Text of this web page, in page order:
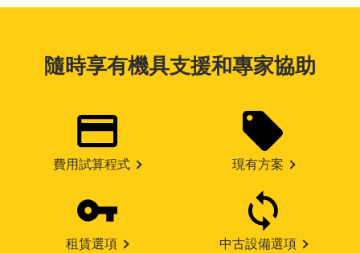
隨時享有機具支援和專家協助
費用試算程式 現有方案
租賃選項 中古設備選項